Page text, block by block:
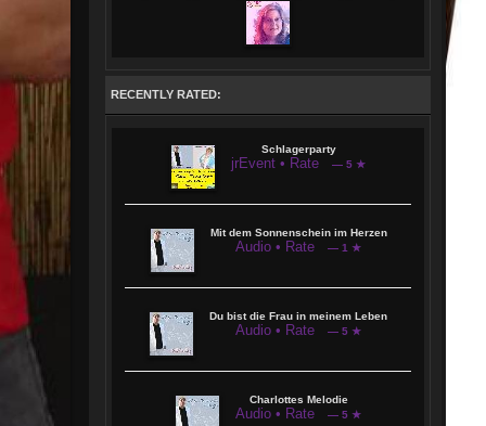
zu dürfen. Z.B. bei Flori Silbereisen oder Stefan Mross. 2021 erschien das
Album Mit dem Sonnenschein im Herzen und 2024 Bis ans Ende der Welt
Außerdem am 7 Mai 2024 erster Auftritt mit der Kollegin Anja Weiner in Can
RECENTLY RATED:
Schlagerparty
jrEvent • Rate — 5 ★
Mit dem Sonnenschein im Herzen
Audio • Rate — 1 ★
Du bist die Frau in meinem Leben
Audio • Rate — 5 ★
Charlottes Melodie
Audio • Rate — 5 ★